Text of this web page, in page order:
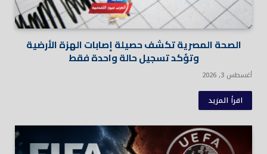
الصحة المصرية تكشف حصيلة إصابات الهزة الأرضية
وتؤكد تسجيل حالة واحدة فقط
أغسطس 3, 2026
اقرأ المزيد